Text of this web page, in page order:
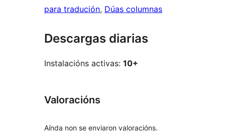
para tradución, Dúas columnas
Descargas diarias
Instalacións activas: 10+
Valoracións
Aínda non se enviaron valoracións.